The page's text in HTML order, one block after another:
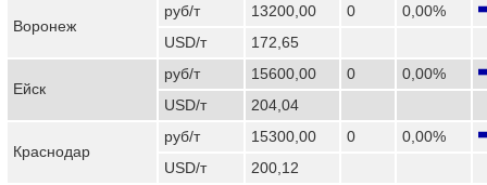
Воронеж
руб/т 13200,00 0
0,00%
USD/т
172,65
Ейск
руб/т 15600,00 0
0,00%
USD/т
204,04
Краснодар
руб/т 15300,00 0
0,00%
USD/т
200,12